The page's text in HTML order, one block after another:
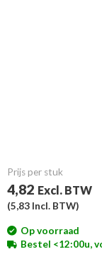
Prijs per stuk
4,82 Excl. BTW
(5,83 Incl. BTW)
Op voorraad
Bestel <12:00u,